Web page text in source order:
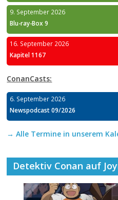
9. September 2026
Blu-ray-Box 9
16. September 2026
Kapitel 1167
ConanCasts:
6. September 2026
Newspodcast 09/2026
→ Alle Termine in unserem
Detektiv Conan auf